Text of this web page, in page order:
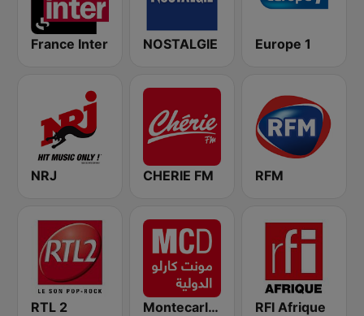
France Inter NOSTALGIE Europe 1
NRJ CHERIE FM RFM
RTL 2 Montecarlo al doualiya (مونت كارلو الدولية) RFI Afrique